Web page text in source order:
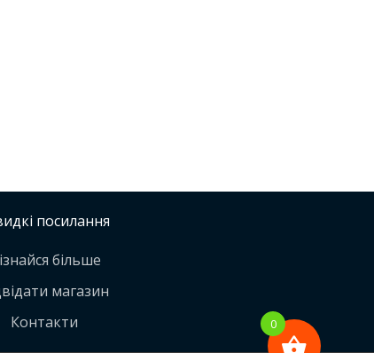
посилання
більше
магазин
Контакти
0